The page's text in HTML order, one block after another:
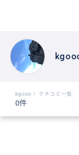
kgooo！ クチコミ一覧
0件